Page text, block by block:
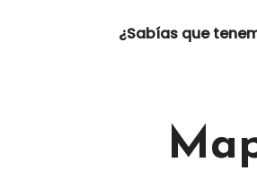
¿Sabías que